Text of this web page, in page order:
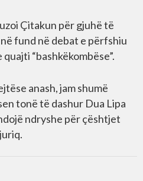
Çitakun për gjuhë të
fund në debat e përfshiu
“bashkëkombëse”.
anash, jam shumë
tonë të dashur Dua Lipa
ndryshe për çështjet